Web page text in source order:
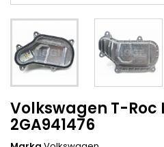
Volkswagen T-Roc
2GA941476